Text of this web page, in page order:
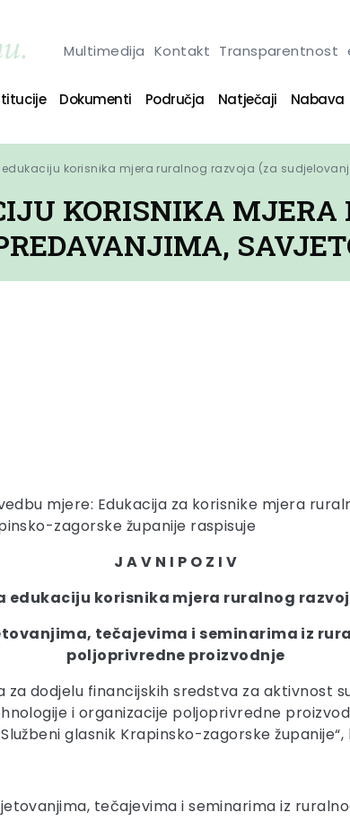
Multimedija Kontakt Transparentnost
Dokumenti Područja Natječaji Nabava
edukaciju korisnika mjera ruralnog razvoja (za
KORISNIKA MJERA
mjere: Edukacija za korisnike mjera
zagorske županije raspisuje
J A V N I P O Z I V
edukaciju korisnika mjera ruralnog
tečajevima i seminarima iz
poljoprivredne proizvodnje
dodjelu financijskih sredstva za aktivnost
i organizacije poljoprivredne
glasnik Krapinsko-zagorske županije“,
tečajevima i seminarima iz